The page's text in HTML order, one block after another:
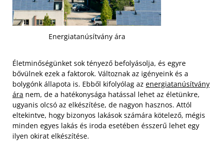
Energiatanúsítvány ára
Életminőségünket sok tényező befolyásolja, és egyre
bővülnek ezek a faktorok. Változnak az igényeink és a
bolygónk állapota is. Ebből kifolyólag az energiatanúsítvány
ára nem, de a hatékonysága hatással lehet az életünkre,
ugyanis olcsó az elkészítése, de nagyon hasznos. Attól
eltekintve, hogy bizonyos lakások számára kötelező, mégis
minden egyes lakás és iroda esetében ésszerű lehet egy
ilyen okirat elkészítése.